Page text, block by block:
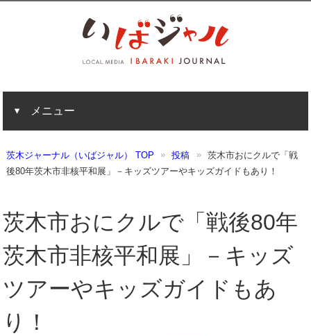
メニュー
茨木ジャーナル（いばジャル） TOP 投稿
茨木市おにクルで「戦
後80年茨木市非核平和展」－キッズツアーやキッズガイドもあり！
茨木市おにクルで「戦後80年
茨木市非核平和展」－キッズ
ツアーやキッズガイドもあ
り！